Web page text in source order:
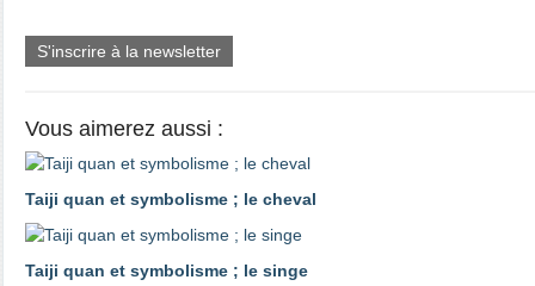
S'inscrire à la newsletter
Vous aimerez aussi :
Taiji quan et symbolisme ; le cheval
Taiji quan et symbolisme ; le singe